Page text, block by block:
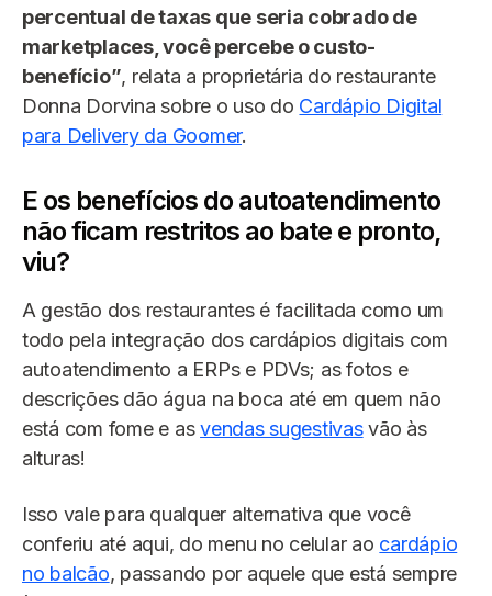
percentual de taxas que seria cobrado de
marketplaces, você percebe o custo-
benefício”, relata a proprietária do restaurante
Donna Dorvina sobre o uso do Cardápio Digital
para Delivery da Goomer.
E os benefícios do autoatendimento
não ficam restritos ao bate e pronto,
viu?
A gestão dos restaurantes é facilitada como um
todo pela integração dos cardápios digitais com
autoatendimento a ERPs e PDVs; as fotos e
descrições dão água na boca até em quem não
está com fome e asvendas sugestivasvão às
alturas!
Isso vale para qualquer alternativa que você
conferiu até aqui, do menu no celular ao cardápio
no balcão, passando por aquele que está sempre